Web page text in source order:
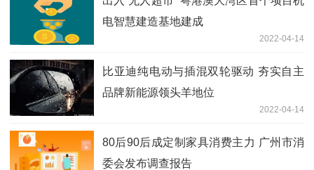
电智慧建造基地建成
2022-04-14
比亚迪纯电动与插混双轮驱动 夯实自主
品牌新能源领头羊地位
2022-04-14
80后90后成定制家具消费主力 广州市消
委会发布调查报告